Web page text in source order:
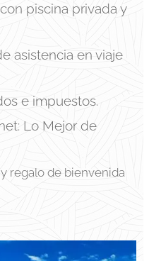
piscina privada y
asistencia en viaje
e impuestos.
Lo Mejor de
regalo de bienvenida